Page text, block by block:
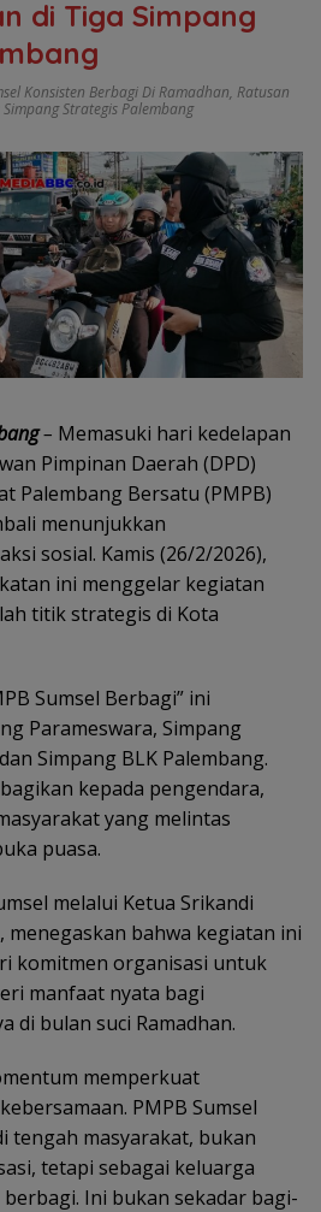
di Tiga Simpang
Konsisten Berbagi Di Ramadhan, Ratusan
Strategis Palembang
– Memasuki hari kedelapan
Pimpinan Daerah (DPD)
Palembang Bersatu (PMPB)
menunjukkan
sosial. Kamis (26/2/2026),
ini menggelar kegiatan
titik strategis di Kota
Sumsel Berbagi” ini
Parameswara, Simpang
Simpang BLK Palembang.
kepada pengendara,
yang melintas
puasa.
melalui Ketua Srikandi
menegaskan bahwa kegiatan ini
komitmen organisasi untuk
manfaat nyata bagi
di bulan suci Ramadhan.
memperkuat
PMPB Sumsel
tengah masyarakat, bukan
tetapi sebagai keluarga
Ini bukan sekadar bagi-